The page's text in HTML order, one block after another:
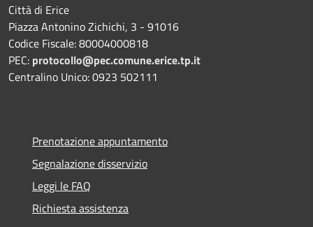
Città di Erice
Piazza Antonino Zichichi, 3 - 91016
Codice Fiscale: 80004000818
PEC: protocollo@pec.comune.erice.tp.it
Centralino Unico: 0923 502111
Prenotazione appuntamento
Segnalazione disservizio
Leggi le FAQ
Richiesta assistenza